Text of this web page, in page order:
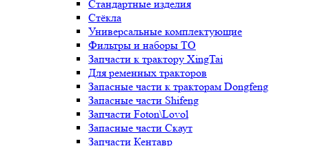
Стандартные изделия
Стёкла
Универсальные комплектующие
Фильтры и наборы ТО
Запчасти к трактору XingTai
Для ременных тракторов
Запасные части к тракторам Dongfeng
Запасные части Shifeng
Запчасти Foton\Lovol
Запасные части Скаут
Запчасти Кентавр